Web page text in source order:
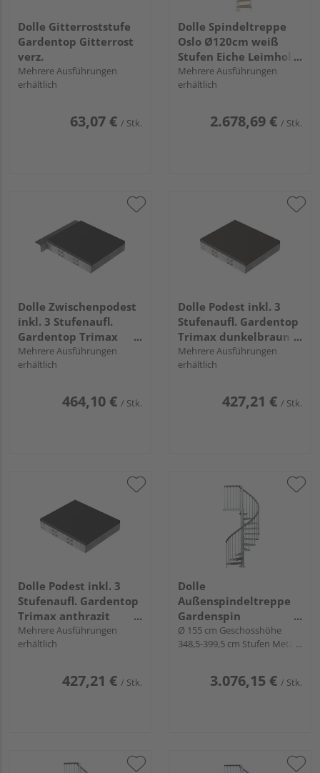
Dolle Gitterroststufe
Gardentop Gitterrost
verz.
Mehrere Ausführungen
erhältlich
63,07 € / Stk.
Dolle Spindeltreppe
Oslo Ø120cm weiß
Stufen Eiche Leimholz
11 Stufen,
Geschosshöhe 252-
Kunststoffstäbe
Mehrere Ausführungen
erhältlich
2.678,69 € / Stk.
Dolle Zwischenpodest
inkl. 3 Stufenaufl.
Gardentop Trimax
anthrazit Rahmen
Metall feuerverz.
Mehrere Ausführungen
erhältlich
464,10 € / Stk.
Dolle Podest inkl. 3
Stufenaufl. Gardentop
Trimax dunkelbraun
Rahmen Metall
feuerverz.
Mehrere Ausführungen
erhältlich
427,21 € / Stk.
Dolle Podest inkl. 3
Stufenaufl. Gardentop
Trimax anthrazit
Rahmen Metall
feuerverz.
Mehrere Ausführungen
erhältlich
427,21 € / Stk.
Dolle
Außenspindeltreppe
Gardenspin
links/rechtslfd.
Ø 155 cm Geschosshöhe
348,5-399,5 cm Stufen Metall
3.076,15 € / Stk.